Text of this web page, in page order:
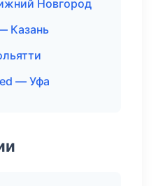
Новгород
Казань
— Уфа